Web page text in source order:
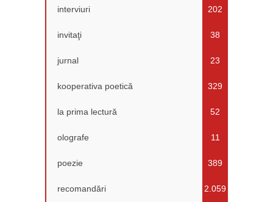
interviuri 202
invitaţi 38
jurnal 23
kooperativa poetică 329
la prima lectură 52
olografe 11
poezie 389
recomandări 2.059